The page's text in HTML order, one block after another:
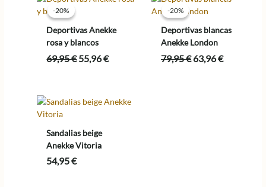
-20%
-20%
Deportivas Anekke
rosa y blancos
69,95€El
69,95 €.
55,96€El
55,96 €.
-20%
-20%
Deportivas blancas
Anekke London
79,95€ El
63,96€El
Sandalias beige
Anekke Vitoria
54,95€